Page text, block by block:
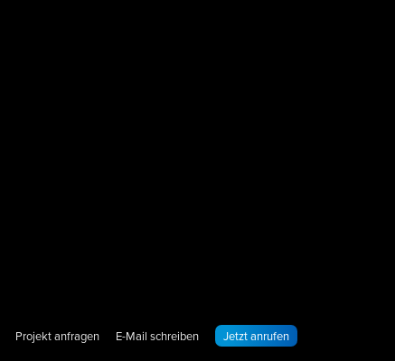
Projekt anfragen E-Mail schreiben Jetzt anrufen